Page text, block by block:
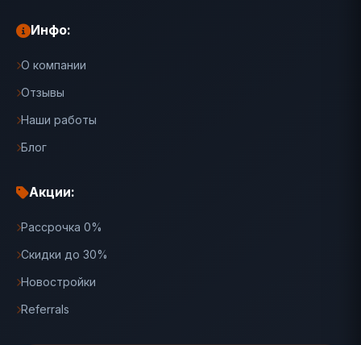
Инфо:
О компании
Отзывы
Наши работы
Блог
Акции:
Рассрочка 0%
Скидки до 30%
Новостройки
Referrals